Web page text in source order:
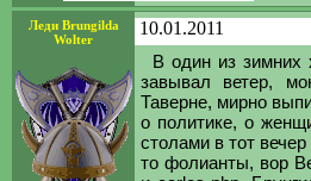
Леди Brungilda
Wolter
10.01.2011
В один из зимних
завывал ветер,
Таверне, мирно
о политике, о
столами в тот
то фолианты, вор